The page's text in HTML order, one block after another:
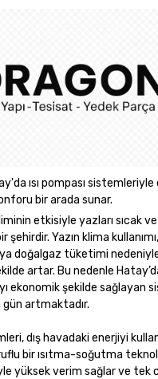
ısı pompası sistemleriyle
bir arada sunar.
etkisiyle yazları sıcak ve
şehirdir. Yazın klima kullanımı,
doğalgaz tüketimi
artar. Bu nedenle
ekonomik şekilde sağlayan
artmaktadır.
dış havadaki enerjiyi
bir ısıtma-soğutma
yüksek verim sağlar ve tek